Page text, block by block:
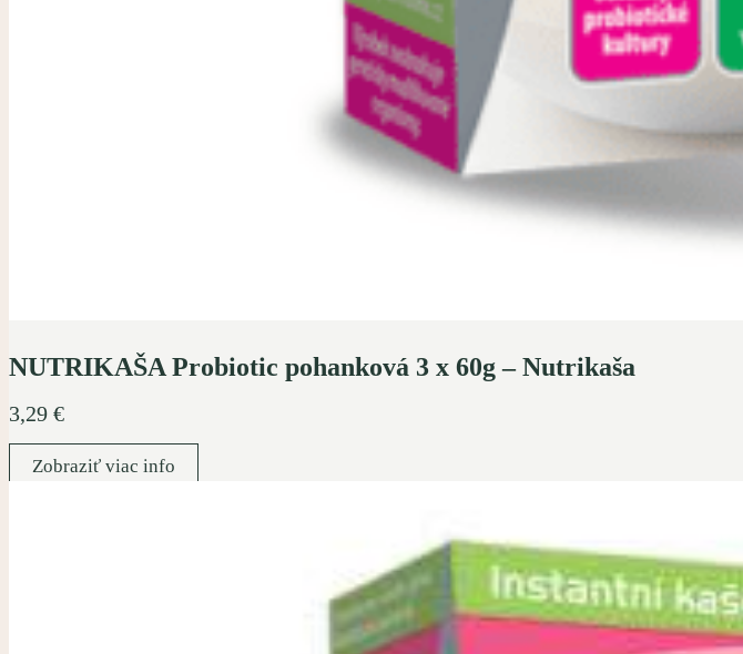
NUTRIKAŠA Probiotic pohanková 3 x 60g – Nutrikaša
3,29 €
Zobraziť viac info